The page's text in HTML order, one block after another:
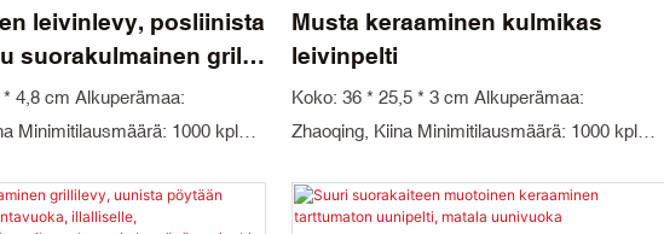
leivinlevy, posliinista
suorakulmainen grilli
4,8 cm Alkuperämaa:
Minimitilausmäärä: 1000 kpl
Kordieriitti ja mulliitti
Musta keraaminen kulmikas
leivinpelti
Koko: 36 * 25,5 * 3 cm Alkuperämaa:
Zhaoqing, Kiina Minimitilausmäärä: 1000 kpl
Kordieriitti ja mulliitti Pakkaus: Kartonki